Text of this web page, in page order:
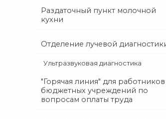
Раздаточный пункт молочной
кухни
Отделение лучевой
Ультразвуковая диагностика
"Горячая линия" для работников
бюджетных учреждений по
вопросам оплаты труда